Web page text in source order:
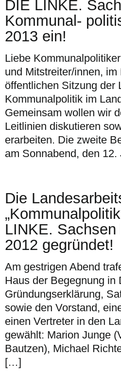
DIE LINKE.
Kommunal-
2013 ein!
Liebe
und Mitstreiter/innen,
öffentlichen Sitzung der
Kommunalpolitik im
Gemeinsam wollen wir
Leitlinien diskutieren
erarbeiten. Die zweite
am Sonnabend, den
Die
LINKE.
2012 gegründet!
Am gestrigen Abend
Haus der Begegnung in
Gründungserklärung,
sowie den Vorstand,
einen Vertreter in den
gewählt: Marion Junge
Bautzen), Michael
[…]